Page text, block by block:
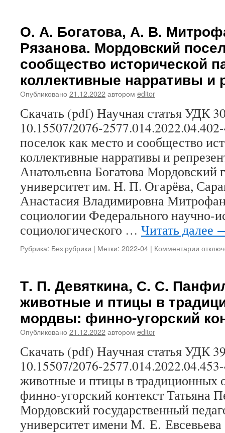
в
на
языке
О. А. Богатова, А. В.
Рязанова. Мордовский
сообщество исторической
коллективные нарративы и
Опубликовано 21.12.2022автором editor
Скачать (pdf) Научная статья УДК
10.15507/2076-
поселок как место и сообщество
коллективные нарративы и
Анатольевна Богатова Мордовский
университет им. Н. П. Огарёва,
Анастасия Владимировна
социологии Федерального научно-
социологического … Читать далее
Рубрика: Без рубрики | Метки: 2022-04 | Комментарии к
А.
В.
как
место
и
памяти:
Т. П. Девяткина, С. С.
животные и птицы в
мордвы: финно-угорский
Опубликовано 21.12.2022автором editor
Скачать (pdf) Научная статья УДК
10.15507/2076-
животные и птицы в традиционных
финно-угорский контекст Татьяна
Мордовский государственный
университет имени М. Е.